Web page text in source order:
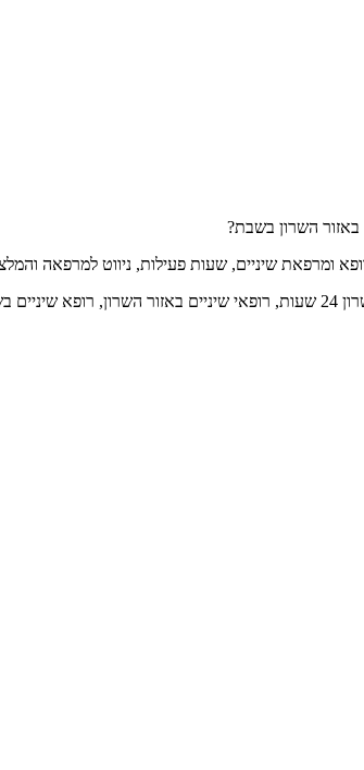
ומרפאת שיניים, שעות פעילות, ניווט למרפאה
רופא שיניים בשרון, רופא שיניים בשרון בשבת, רופא שיניים בשרון 24